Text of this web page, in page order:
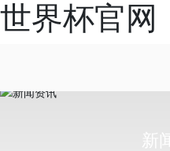
世界杯官网
新